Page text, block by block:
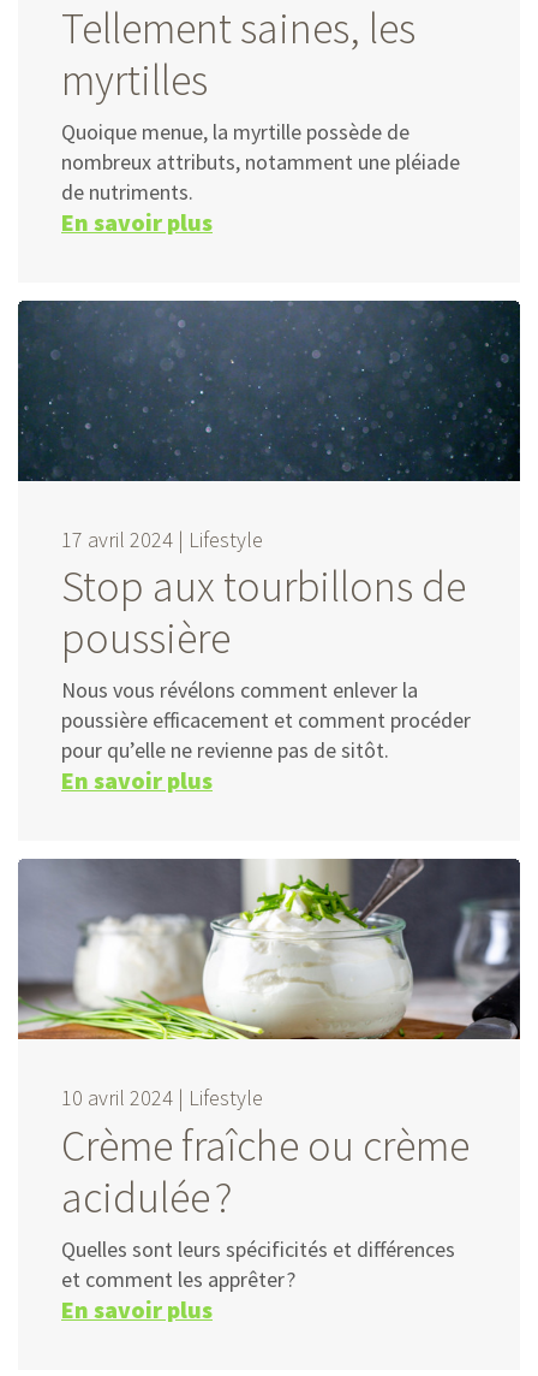
Tellement saines, les
myrtilles
Quoique menue, la myrtille possède de
nombreux attributs, notamment une pléiade
de nutriments.
En savoir plus
17 avril 2024 | Lifestyle
Stop aux tourbillons de
poussière
Nous vous révélons comment enlever la
poussière efficacement et comment procéder
pour qu’elle ne revienne pas de sitôt.
En savoir plus
10 avril 2024 | Lifestyle
Crème fraîche ou crème
acidulée ?
Quelles sont leurs spécificités et différences
et comment les apprêter ?
En savoir plus